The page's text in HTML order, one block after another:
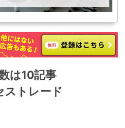
は10記事
ストレード